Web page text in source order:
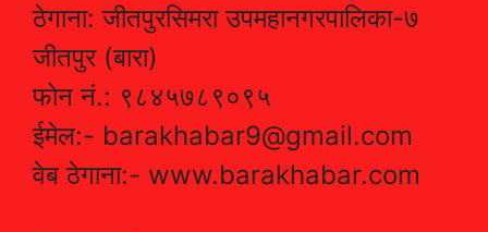
ठेगाना: जीतपुरसिमरा उपमहानगरपालिका-७
जीतपुर (बारा)
फोन नं.: ९८४५७८९०९५
ईमेल:- barakhabar9@gmail.com
वेब ठेगाना:- www.barakhabar.com